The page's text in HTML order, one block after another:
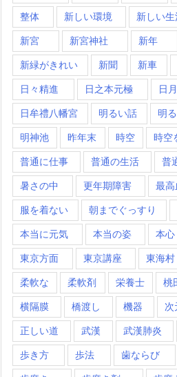
整体 新しい環境 新しい生
新宮 新宮神社 新年
新緑がきれい 新聞 新車
日々精進 日之本元極 日
日牟禮八幡宮 明るい話 明る
明神池 昨年末 時空 時空
普通に仕事 普通の生活 普
暑さの中 更年期障害 最
服を着ない 朝までぐっすり
本当に元気 本当の姿 本心
東京方面 東京講座 東海村
柔軟な 柔軟剤 栄養士 桃
横隔膜 橋渡し 機器 次
正しい道 武漢 武漢肺炎
歩き方 歩法 歯ならび